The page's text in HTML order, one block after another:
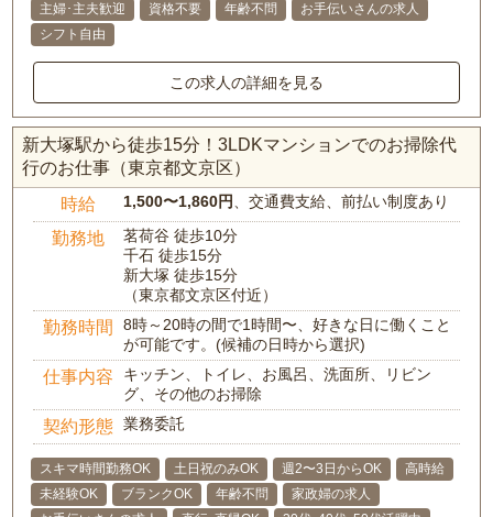
主婦･主夫歓迎
資格不要 年齢不問
お手伝いさんの求人
シフト自由
この求人の詳細を見る
新大塚駅から徒歩15分！3LDKマンションでのお掃除代
行のお仕事（東京都文京区）
時給 1,500〜1,860円、交通費支給、前払い制度あり
勤務地
茗荷谷 徒歩10分
千石 徒歩15分
新大塚 徒歩15分
（東京都文京区付近）
勤務時間
8時～20時の間で1時間〜、好きな日に働くこと
が可能です。(候補の日時から選択)
仕事内容
キッチン、トイレ、お風呂、洗面所、リビン
グ、その他のお掃除
契約形態 業務委託
スキマ時間勤務OK 土日祝のみOK 週2〜3日からOK
高時給
未経験OK
ブランクOK 年齢不問
家政婦の求人